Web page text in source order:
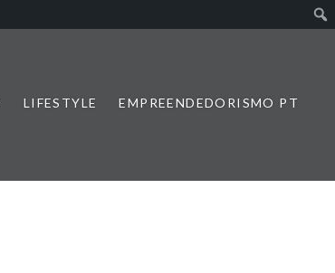
LIFESTYLE EMPREENDEDORISMO PT